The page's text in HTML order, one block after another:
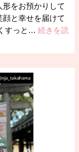
をお預かりして
と幸せを届けて
すっと… 続きを読